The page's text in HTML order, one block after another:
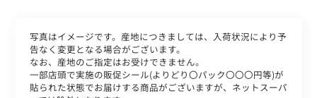
写真はイメージです。産地につきましては、入荷状況により予
告なく変更となる場合がございます。
なお、産地のご指定はお受けできません。
一部店頭で実施の販促シール(よりどり〇パック〇〇〇円等)が
貼られた状態でお届けする商品がございますが、ネットスーパ